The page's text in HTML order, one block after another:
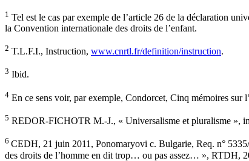
1 Tel est le cas par exemple de l’article 26 de la déclaration
la Convention internationale des droits de l’enfant.
2 T.L.F.I., Instruction, www.cnrtl.fr/definition/instruction.
3 Ibid.
4 En ce sens voir, par exemple, Condorcet, Cinq mémoires
5 REDOR-FICHOTR M.-J., « Universalisme et pluralisme »,
6 CEDH, 21 juin 2011, Ponomaryovi c. Bulgarie, Req. n°
des droits de l’homme en dit trop… ou pas assez… », RTDH,